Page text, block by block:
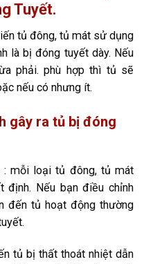
Tuyết.
tủ đông, tủ mát sử dụng
là bị đóng tuyết dày. Nếu
phải. phù hợp thì tủ sẽ
nếu có nhưng ít.
gây ra tủ bị đóng
: mỗi loại tủ đông, tủ mát
Nếu bạn điều chỉnh
đến tủ hoạt động thường
tủ bị thất thoát nhiệt dẫn